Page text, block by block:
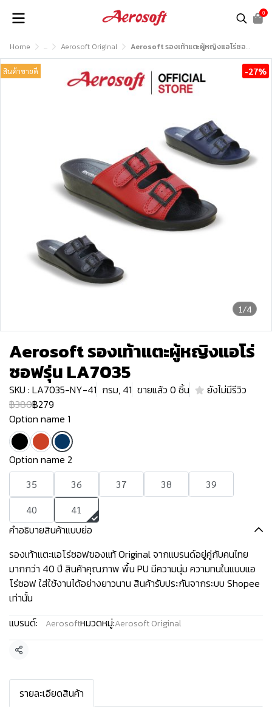
0
Home ... Aerosoft Original Aerosoft รองเท้าแตะผู้หญิงแอโร่ซอฟรุ่น LA7035
1/4
สินค้าขายดี -27%
Aerosoft รองเท้าแตะผู้หญิงแอโร่
ซอฟรุ่น LA7035
SKU : LA7035-NY-41 กรม, 41 ขายแล้ว 0 ชิ้น
ยังไม่มีรีวิว
฿380฿279
Option name 1
Option name 2
35 36 37 38
39
40
41
คำอธิบายสินค้าแบบย่อ
รองเท้าแตะแอโร่ซอฟของแท้ Original จากแบรนด์อยู่คู่กับคนไทย
มากกว่า 40 ปี สินค้าคุณภาพ พื้น PU มีความนุ่ม ความทนในแบบแอ
โร่ซอฟ ใส่ใช้งานได้อย่างยาวนาน สินค้ารับประกันจากระบบ Shopee
เท่านั้น
แบรนด์:
Aerosoftหมวดหมู่:Aerosoft Original
แชร์
รายละเอียดสินค้า